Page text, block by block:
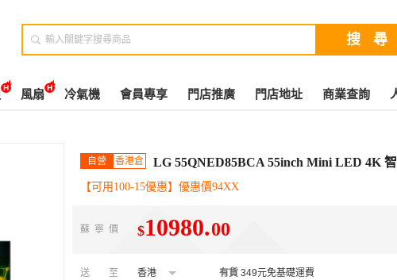

風扇 冷氣機 會員專享 門店推廣 門店地址 商業查詢
自營 香港倉 LG 55QNED85BCA 55inch Mini LED 4K
【可用100-15優惠】優惠價94XX
蘇寧價 $10980.00
送至 香港 有貨 349元免基礎運費